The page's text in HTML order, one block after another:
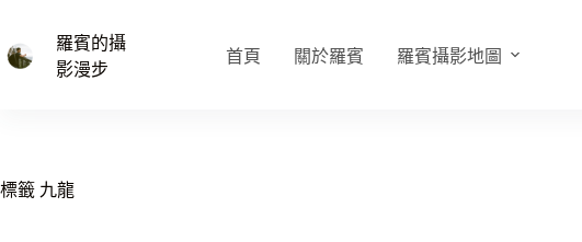
主
羅賓的攝
影漫步
首頁 關於羅賓 羅賓攝影地圖
標籤 九龍